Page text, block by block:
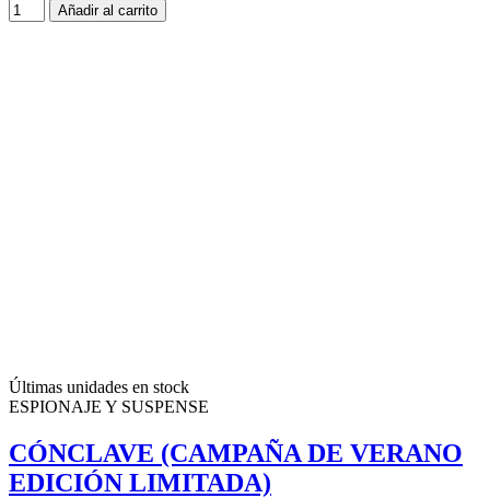
Añadir al carrito
Últimas unidades en stock
ESPIONAJE Y SUSPENSE
CÓNCLAVE (CAMPAÑA DE VERANO
EDICIÓN LIMITADA)